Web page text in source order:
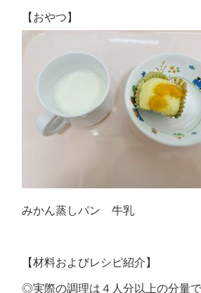
【おやつ】
みかん蒸しパン 牛乳
【材料およびレシピ紹介】
◎実際の調理は４人分以上の分量